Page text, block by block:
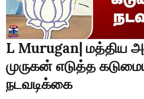
L Murugan| மத்திய
முருகன் எடுத்த
நடவடிக்கை